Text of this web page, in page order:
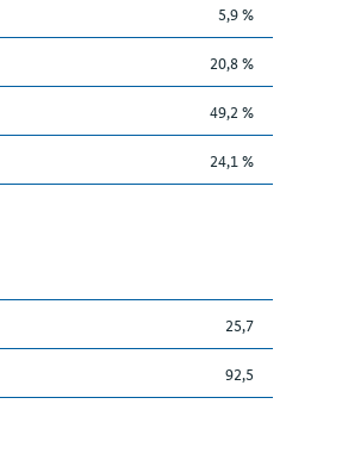
5,9 %
20,8 %
49,2 %
24,1 %
25,7
92,5